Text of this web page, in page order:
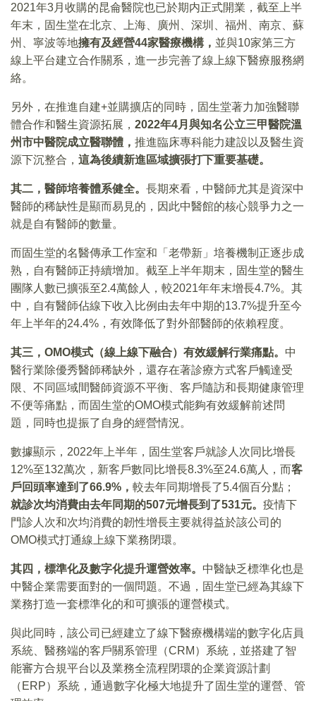
2021年3月收購的昆侖醫院也已於期内正式開業，截至上半
年末，固生堂在北京、上海、廣州、深圳、福州、南京、蘇
州、寧波等地擁有及經營44家醫療機構， 並與10家第三方
線上平台建立合作關系，進一步完善了線上線下醫療服務網
絡。
另外，在推進自建+並購擴店的同時，固生堂著力加強醫聯
體合作和醫生資源拓展， 2022年4月與知名公立三甲醫院溫
州市中醫院成立醫聯體， 推進臨床專科能力建設以及醫生資
源下沉整合， 這為後續新進區域擴張打下重要基礎。
其二， 醫師培養體系健全。 長期來看，中醫師尤其是資深中
醫師的稀缺性是顯而易見的，因此中醫館的核心競爭力之一
就是自有醫師的數量。
而固生堂的名醫傳承工作室和「老帶新」培養機制正逐步成
熟，自有醫師正持續增加。截至上半年期末，固生堂的醫生
團隊人數已擴張至2.4萬餘人，較2021年年末增長4.7%。其
中，自有醫師佔線下收入比例由去年中期的13.7%提升至今
年上半年的24.4%，有效降低了對外部醫師的依賴程度。
其三，OMO模式（線上線下融合）有效緩解行業痛點。 中
醫行業除優秀醫師稀缺外，還存在著診療方式客戶觸達受
限、不同區域間醫師資源不平衡、客戶隨訪和長期健康管理
不便等痛點，而固生堂的OMO模式能夠有效緩解前述問
題，同時也提振了自身的經營情況。
數據顯示，2022年上半年，固生堂客戶就診人次同比增長
12%至132萬次，新客戶數同比增長8.3%至24.6萬人，而客
戶回頭率達到了66.9% ， 較去年同期增長了5.4個百分點；
就診次均消費由去年同期的507元增長到了531元。 疫情下
門診人次和次均消費的韌性增長主要就得益於該公司的
OMO模式打通線上線下業務閉環。
其四，標準化及數字化提升運營效率。 中醫缺乏標準化也是
中醫企業需要面對的一個問題。不過，固生堂已經為其線下
業務打造一套標準化的和可擴張的運營模式。
與此同時，該公司已經建立了線下醫療機構端的數字化店員
系統、醫務端的客戶關系管理（CRM）系統，並搭建了智
能審方合規平台以及業務全流程閉環的企業資源計劃
（ERP）系統，通過數字化極大地提升了固生堂的運營、管